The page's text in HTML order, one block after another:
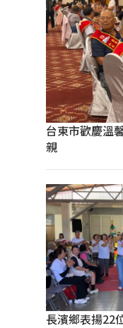
台東市歡慶溫
親
長濱鄉表揚22